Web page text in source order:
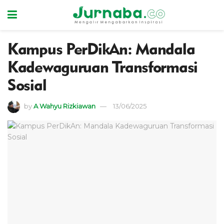
Kampus ‎PerDikAn: Mandala
Kadewaguruan Transformasi
Sosial
byA Wahyu Rizkiawan 13/06/2025